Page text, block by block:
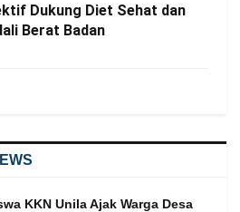
Dukung Diet Sehat dan
Berat Badan
KKN Unila Ajak Warga Desa